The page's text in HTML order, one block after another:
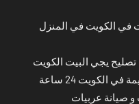
في الكويت في المنزل
يجي البيت الكويت
الكويت 24 ساعة
صيانة عربيات